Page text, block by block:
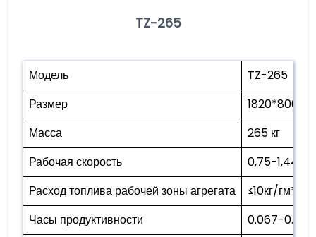
TZ-265
Модель
TZ-265
Размер
Масса
265 кг
Рабочая скорость
0,75-1,44
Расход топлива рабочей зоны агрегата
≤10кг/гм²
Часы продуктивности
0.067-0.1